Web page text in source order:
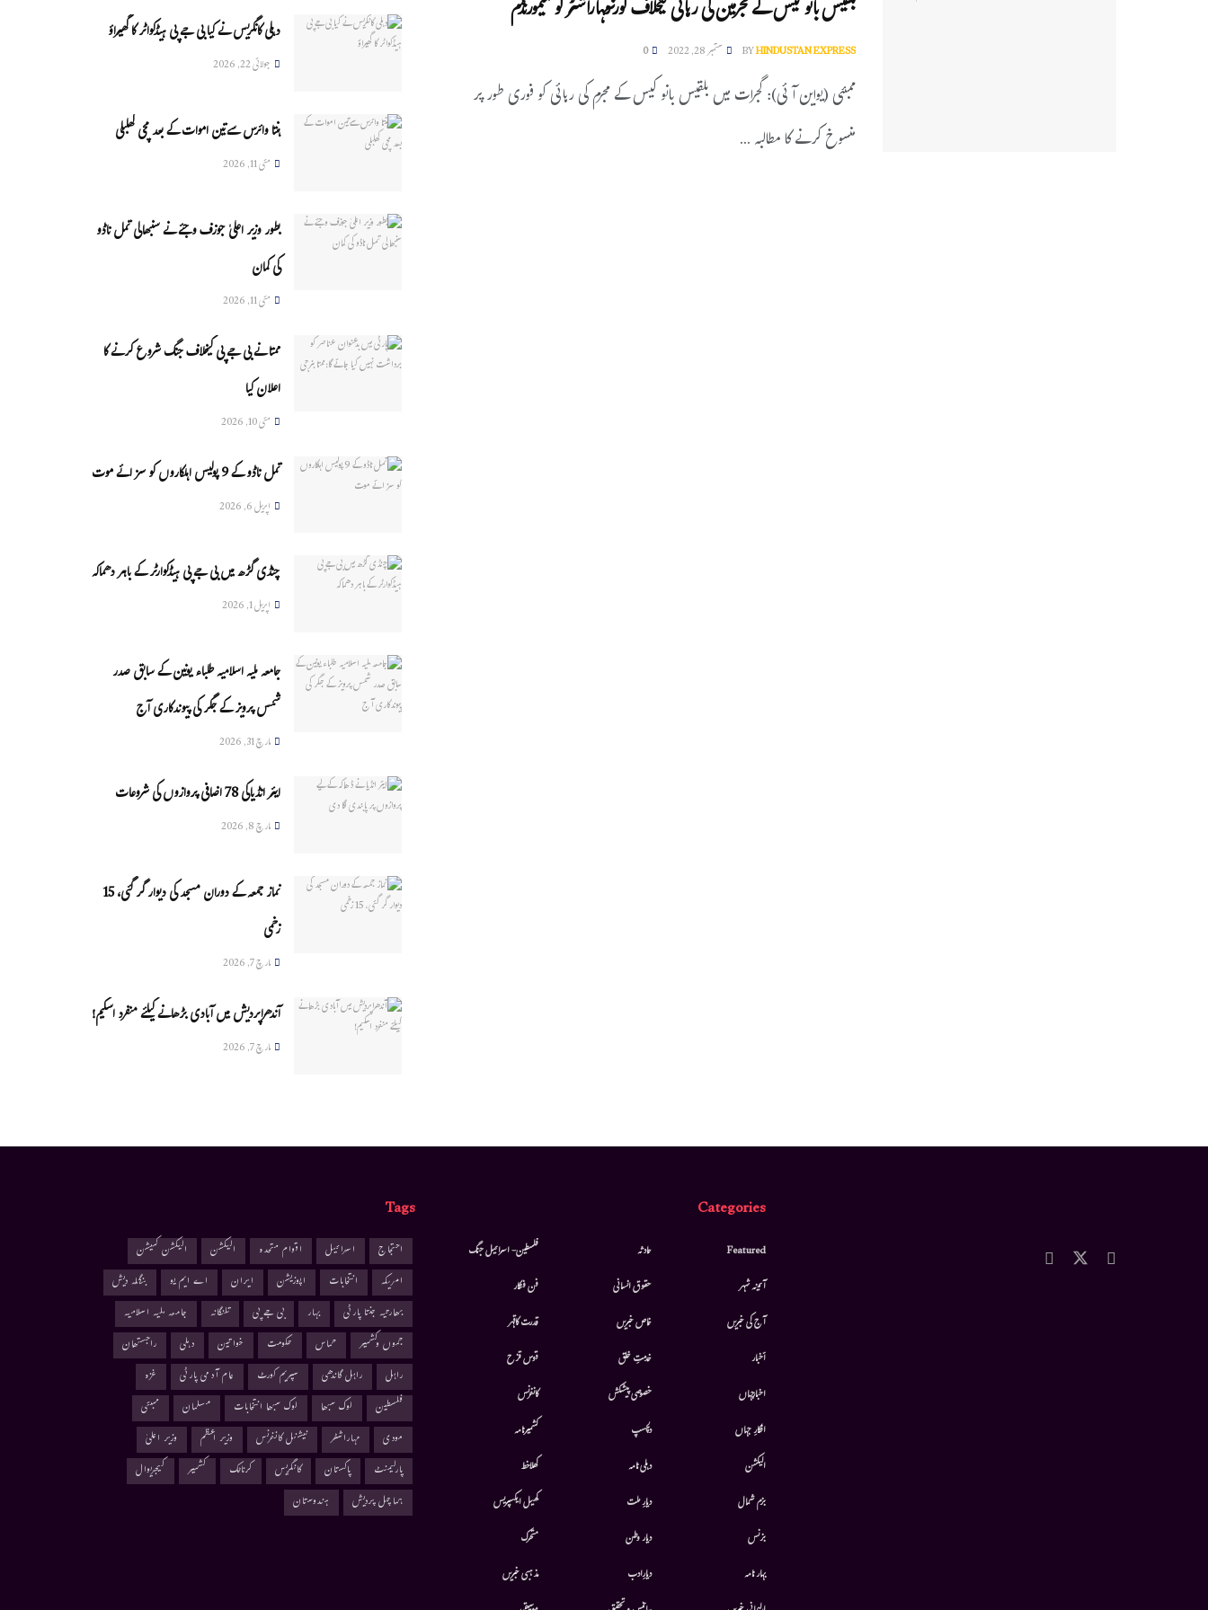
بلقیس بانو کیس کے مجرمین کی رہائی کیخلاف گورنرمہاراشٹر کو میمورنڈم
BYHINDUSTAN EXPRESS ستمبر 28, 2022 0
ممبئی (یواین آئی): گجرات میں بلقیس بانو کیس کے مجرم کی رہائی کو فوری طور پر
منسوخ کرنے کا مطالبہ ...
دہلی کانگریس نے کیا بی جے پی ہیڈکواٹر کا گھیراؤ
جولائی 22, 2026
ہنتا وائرس سےتین اموات کے بعد مچی کھلبلی
مئی 11, 2026
بطور وزیر اعلیٰ جوزف وجئے نے سنبھالی تمل ناڈو
کی کمان
مئی 11, 2026
ممتا نے بی جے پی کیخلاف جنگ شروع کرنے کا
اعلان کیا
مئی 10, 2026
تمل ناڈو کے 9 پولیس اہلکاروں کو سزائے موت
اپریل 6, 2026
چنڈی گڑھ میں بی جے پی ہیڈکوارٹر کے باہر دھماکہ
اپریل 1, 2026
جامعہ ملیہ اسلامیہ طلباء یونین کے سابق صدر
شمس پرویز کے جگر کی پیوندکاری آج
مارچ 31, 2026
ایئر انڈیاکی 78 اضافی پروازوں کی شروعات
مارچ 8, 2026
نماز جمعہ کے دوران مسجد کی دیوار گر گئی، 15
زخمی
مارچ 7, 2026
آندھراپردیش میں آبادی بڑھانے کیلئے منفرد اسکیم!
مارچ 7, 2026
Categories
Featured
آئینہ شہر
آج کی خبریں
أخبار
اخبارجہاں
افکارِ جہاں
الیکشن
بزم شمال
بزنس
بہار نامہ
حادثہ
حقوق انسانی
خاص خبریں
خدمتِ خلق
خصوصی پیشکش
دلچسپ
دہلی نامہ
دیارِ ملت
دیار وطن
دیارِادب
فلسطین- اسرائیل جنگ
فن فنکار
قدرت کاقہر
قوس قزح
کانفرنس
کشمیرنامہ
کھلاخط
کھیل ایکسپریس
متحرك
مذہبی خبریں
Tags
احتجاج اسرائیل اقوام متحدہ الیکشن
الیکشن کمیشن
امریکہ
انتخابات اپوزیشن ایران اے ایم یو
بنگلہ دیش
بھارتیہ جنتا پارٹی
بہار بی جے پی تلنگانہ
جامعہ ملیہ اسلامیہ
جموں وکشمیر
حماس حکومت خواتین دہلی
راجستھان
راہل
راہل گاندھی سپریم کورٹ عام آدمی پارٹی
غزہ
فلسطین
لوک سبھا لوک سبھا انتخابات مسلمان
ممبئی
مودی
مہاراشٹر نیشنل کانفرنس وزیر اعظم
وزیر اعلیٰ
پارلیمنٹ
پاکستان کانگریس کرناٹک کشمیر
کیجریوال
ہماچل پردیش
ہندوستان